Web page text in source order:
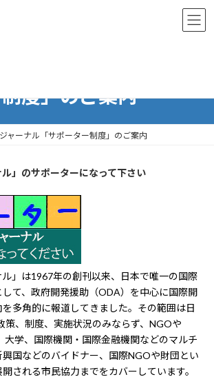
度」のご案内
ャーナル「サポーター制度」のご案内
ル」のサポーターになって下さい
ル」は1967年の創刊以来、日本で唯一の国際
て、政府開発援助（ODA）を中心に国際開
多角的に報道してきました。その範囲は日
策、制度、実施状況のみならず、NGOや
大学、国際機関・国際金融機関などのマルチ
興国などのバイドナー、国際NGOや財団とい
される市民協力までをカバーしています。